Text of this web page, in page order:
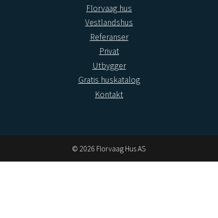
Florvaag hus
Vestlandshus
Referanser
Privat
Utbygger
Gratis huskatalog
Kontakt
© 2026 Florvaag Hus AS